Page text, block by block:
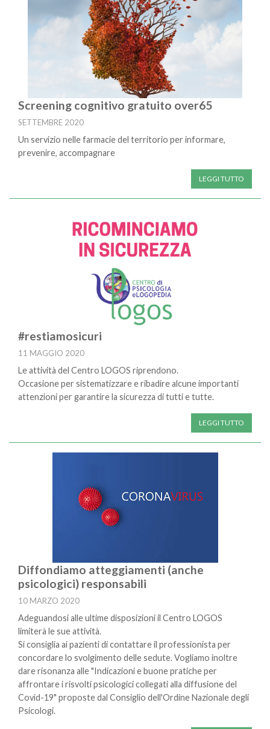
Screening cognitivo gratuito over65
SETTEMBRE 2020
Un servizio nelle farmacie del territorio per informare,
prevenire, accompagnare
LEGGI TUTTO
#restiamosicuri
11 MAGGIO 2020
Le attività del Centro LOGOS riprendono.
Occasione per sistematizzare e ribadire alcune importanti
attenzioni per garantire la sicurezza di tutti e tutte.
LEGGI TUTTO
Diffondiamo atteggiamenti (anche
psicologici) responsabili
10 MARZO 2020
Adeguandosi alle ultime disposizioni il Centro LOGOS
limiterà le sue attività.
Si consiglia ai pazienti di contattare il professionista per
concordare lo svolgimento delle sedute. Vogliamo inoltre
dare risonanza alle "Indicazioni e buone pratiche per
affrontare i risvolti psicologici collegati alla diffusione del
Covid-19" proposte dal Consiglio dell'Ordine Nazionale degli
Psicologi.